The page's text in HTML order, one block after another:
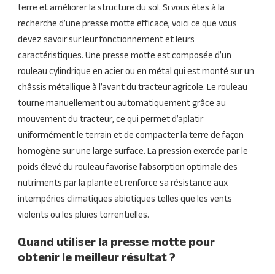
terre et améliorer la structure du sol. Si vous êtes à la
recherche d’une presse motte efficace, voici ce que vous
devez savoir sur leur fonctionnement et leurs
caractéristiques. Une presse motte est composée d’un
rouleau cylindrique en acier ou en métal qui est monté sur un
châssis métallique à l’avant du tracteur agricole. Le rouleau
tourne manuellement ou automatiquement grâce au
mouvement du tracteur, ce qui permet d’aplatir
uniformément le terrain et de compacter la terre de façon
homogène sur une large surface. La pression exercée par le
poids élevé du rouleau favorise l’absorption optimale des
nutriments par la plante et renforce sa résistance aux
intempéries climatiques abiotiques telles que les vents
violents ou les pluies torrentielles.
Quand utiliser la presse motte pour
obtenir le meilleur résultat ?